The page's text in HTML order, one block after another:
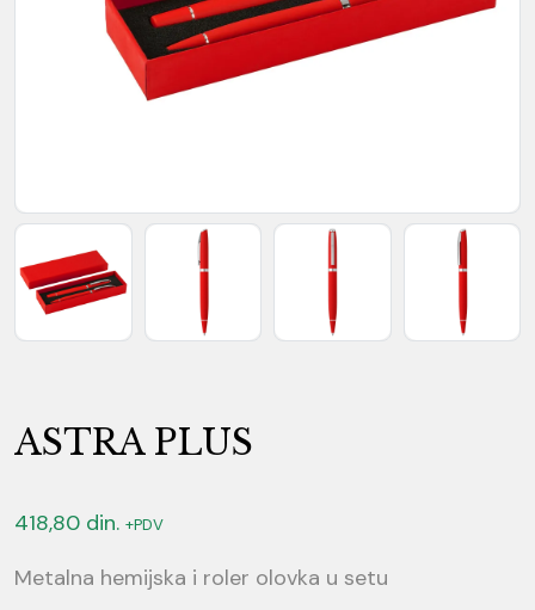
ASTRA PLUS
418,80 din. +PDV
Metalna hemijska i roler olovka u setu